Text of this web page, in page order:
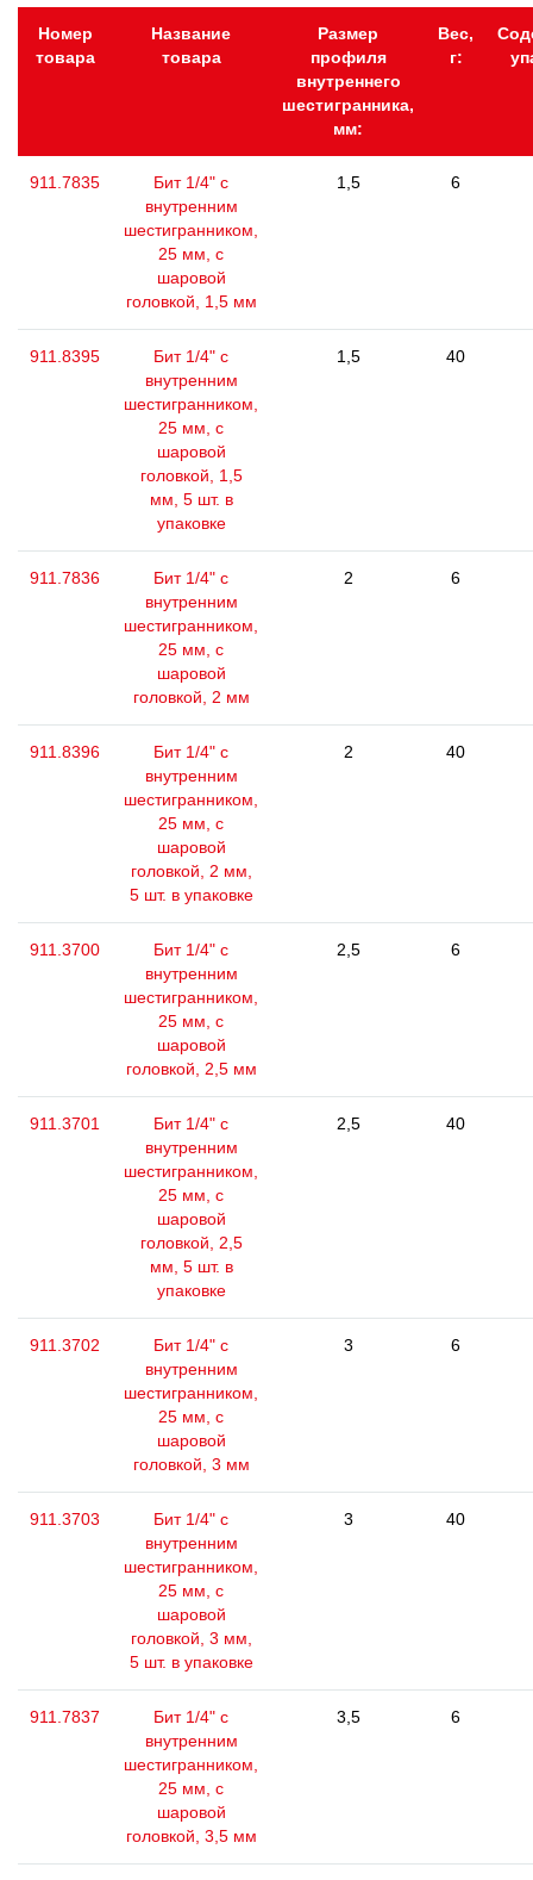
Номер
товара
Название
товара
Размер
профиля
внутреннего
шестигранника,
мм:
Вес,
г:
911.7835
Бит 1/4" с
внутренним
шестигранником,
25 мм, с
шаровой
головкой, 1,5 мм
1,5 6
911.8395
Бит 1/4" с
внутренним
шестигранником,
25 мм, с
шаровой
головкой, 1,5
мм, 5 шт. в
упаковке
1,5 40
911.7836
Бит 1/4" с
внутренним
шестигранником,
25 мм, с
шаровой
головкой, 2 мм
2 6
911.8396
Бит 1/4" с
внутренним
шестигранником,
25 мм, с
шаровой
головкой, 2 мм,
5 шт. в упаковке
2 40
911.3700
Бит 1/4" с
внутренним
шестигранником,
25 мм, с
шаровой
головкой, 2,5 мм
2,5 6
911.3701
Бит 1/4" с
внутренним
шестигранником,
25 мм, с
шаровой
головкой, 2,5
мм, 5 шт. в
упаковке
2,5 40
911.3702
Бит 1/4" с
внутренним
шестигранником,
25 мм, с
шаровой
головкой, 3 мм
3 6
911.3703
Бит 1/4" с
внутренним
шестигранником,
25 мм, с
шаровой
головкой, 3 мм,
5 шт. в упаковке
3 40
911.7837
Бит 1/4" с
внутренним
шестигранником,
25 мм, с
шаровой
головкой, 3,5 мм
3,5 6